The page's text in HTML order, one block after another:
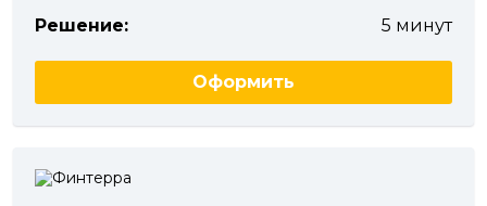
Решение:
5 минут
Оформить